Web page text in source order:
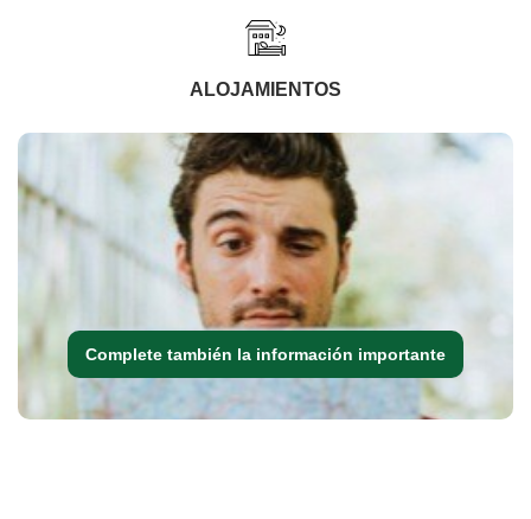
ALOJAMIENTOS
Complete también la información importante